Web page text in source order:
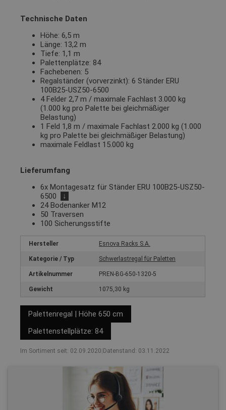
Technische Daten
Höhe: 6,5 m
Länge: 13,2 m
Tiefe: 1,1 m
Palettenplätze: 84
Fachebenen: 5
Regalständer (vorverzinkt): 6 Ständer ERU
100B25-USZ50-6500
4 Felder 2,7 m / maximale Fachlast 3.000 kg
(1.000 kg pro Palette bei gleichmäßiger
Belastung)
1 Feld 1,8 m / maximale Fachlast 2.000 kg (1.000
kg pro Palette bei gleichmäßiger Belastung)
maximale Feldlast 15.000 kg
Lieferumfang
6x Montagesatz für Ständer ERU 100B25-USZ50-
6500
↓
24 Bodenanker M12
50 Traversen
100 Sicherungsstifte
Hersteller Esnova Racks S.A.
Kategorie / Typ Schwerlastregal für Paletten
Artikelnummer PREN-BG-650-1320-5
Gewicht 1075,30 kg
Palettenregal | Höhe 650 cm
Palettenstellplätze: 84
Im Sortiment seit: 02.09.2020 Datenstand: 03.11.2022